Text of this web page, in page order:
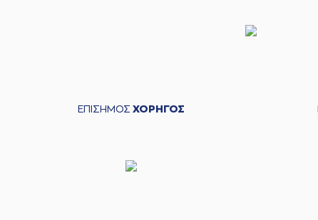
ΕΠΙΣΗΜΟΣ ΧΟΡΗΓΟΣ